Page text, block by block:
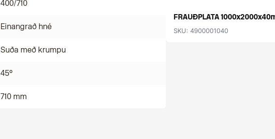
400/710
Einangrað hné
Suða með krumpu
45°
710 mm
FRAUÐPLATA
SKU: 4900001040